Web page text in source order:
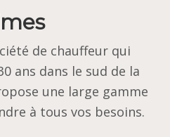
de chauffeur qui
ans dans le sud de la
une large gamme
à tous vos besoins.